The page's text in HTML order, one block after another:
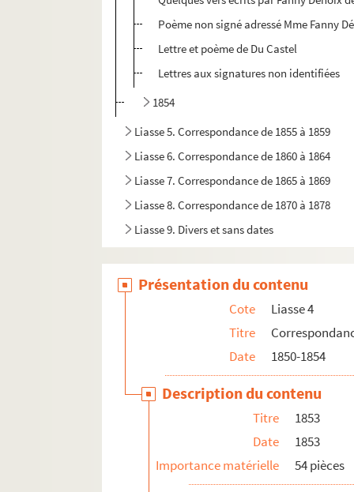
Poème non signé adressé Mme Fanny
Lettre et poème de Du Castel
Lettres aux signatures non identifiées
1854
Liasse 5. Correspondance de 1855 à 1859
Liasse 6. Correspondance de 1860 à 1864
Liasse 7. Correspondance de 1865 à 1869
Liasse 8. Correspondance de 1870 à 1878
Liasse 9. Divers et sans dates
Présentation du contenu
Cote
Liasse 4
Titre
Date
1850-1854
Description du contenu
Titre
1853
Date
1853
Importance matérielle
54 pièces